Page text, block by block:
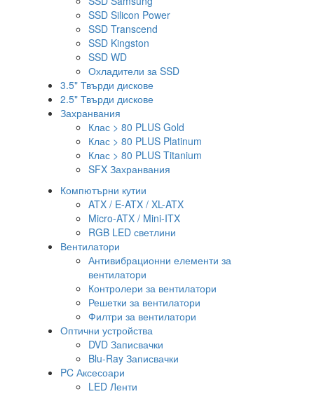
SSD Silicon Power
SSD Transcend
SSD Kingston
SSD WD
Охладители за SSD
3.5" Твърди дискове
2.5" Твърди дискове
Захранвания
Клас > 80 PLUS Gold
Клас > 80 PLUS Platinum
Клас > 80 PLUS Titanium
SFX Захранвания
Компютърни кутии
ATX / E-ATX / XL-ATX
Micro-ATX / Mini-ITX
RGB LED светлини
Вентилатори
Антивибрационни елементи за
вентилатори
Контролери за вентилатори
Решетки за вентилатори
Филтри за вентилатори
Оптични устройства
DVD Записвачки
Blu-Ray Записвачки
PC Аксесоари
LED Ленти